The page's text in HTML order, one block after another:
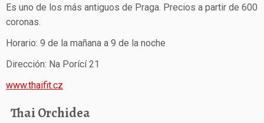
Es uno de los más antiguos de Praga. Precios a partir de 600
coronas.
Horario: 9 de la mañana a 9 de la noche
Dirección: Na Porící 21
www.thaifit.cz
Thai Orchidea